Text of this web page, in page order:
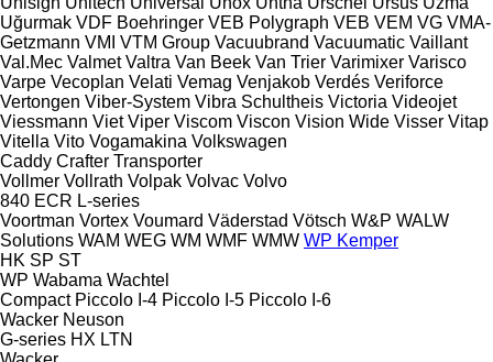
Uğurmak VDF Boehringer VEB Polygraph VEB VEM VG VMA-
Getzmann VMI VTM Group Vacuubrand Vacuumatic Vaillant
Val.Mec Valmet Valtra Van Beek Van Trier Varimixer Varisco
Varpe Vecoplan Velati Vemag Venjakob Verdés Veriforce
Vertongen Viber-System Vibra Schultheis Victoria Videojet
Viessmann Viet Viper Viscom Viscon Vision Wide Visser Vitap
Vitella Vito Vogamakina Volkswagen
Caddy Crafter Transporter
Vollmer Vollrath Volpak Volvac Volvo
840 ECR L-series
Voortman Vortex Voumard Väderstad Vötsch W&P WALW
Solutions WAM WEG WM WMF WMW WP Kemper
HK SP ST
WP Wabama Wachtel
Compact Piccolo I-4 Piccolo I-5 Piccolo I-6
Wacker Neuson
G-series HX LTN